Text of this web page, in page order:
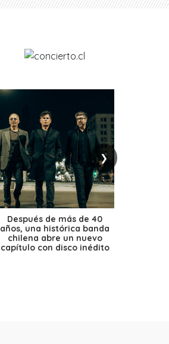
❯
Después de más de 40
años, una histórica banda
chilena abre un nuevo
capítulo con disco inédito